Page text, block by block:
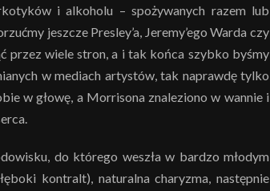
i alkoholu – spożywanych razem lub
jeszcze Presley’a, Jeremy’ego Warda czy
przez wiele stron, a i tak końca szybko byśmy
w mediach artystów, tak naprawdę tylko
w głowę, a Morrisona znaleziono w wannie i
do którego weszła w bardzo młodym
kontralt), naturalna charyzma, następnie